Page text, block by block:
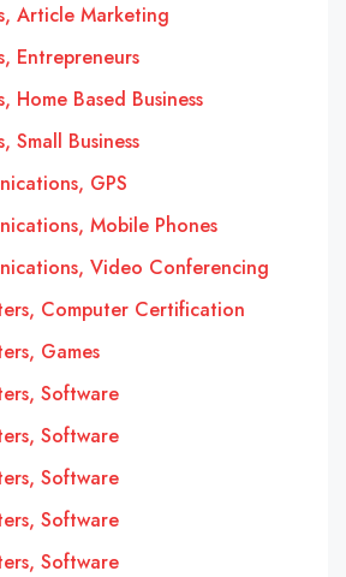
Article Marketing
Entrepreneurs
Home Based Business
Small Business
GPS
Mobile Phones
Video Conferencing
Computer Certification
Games
Software
Software
Software
Software
Software